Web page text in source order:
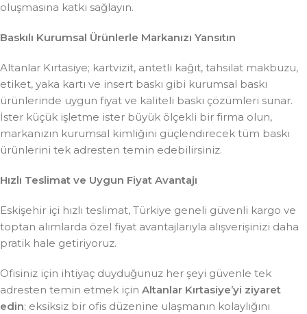
oluşmasına katkı sağlayın.
Baskılı Kurumsal Ürünlerle Markanızı Yansıtın
Altanlar Kırtasiye; kartvizit, antetli kağıt, tahsilat makbuzu,
etiket, yaka kartı ve insert baskı gibi kurumsal baskı
ürünlerinde uygun fiyat ve kaliteli baskı çözümleri sunar.
İster küçük işletme ister büyük ölçekli bir firma olun,
markanızın kurumsal kimliğini güçlendirecek tüm baskı
ürünlerini tek adresten temin edebilirsiniz.
Hızlı Teslimat ve Uygun Fiyat Avantajı
Eskişehir içi hızlı teslimat, Türkiye geneli güvenli kargo ve
toptan alımlarda özel fiyat avantajlarıyla alışverişinizi daha
pratik hale getiriyoruz.
Ofisiniz için ihtiyaç duyduğunuz her şeyi güvenle tek
adresten temin etmek için Altanlar Kırtasiye’yi ziyaret
edin; eksiksiz bir ofis düzenine ulaşmanın kolaylığını